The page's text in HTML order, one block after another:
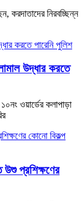
করদাতাদের নিরবচ্ছিন্ন
উদ্ধার করতে
ওয়ার্ডের কলাপাড়া
প্রশিক্ষণের